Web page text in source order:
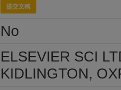
提交文稿
No
ELSEVIER SCI
KIDLINGTON,